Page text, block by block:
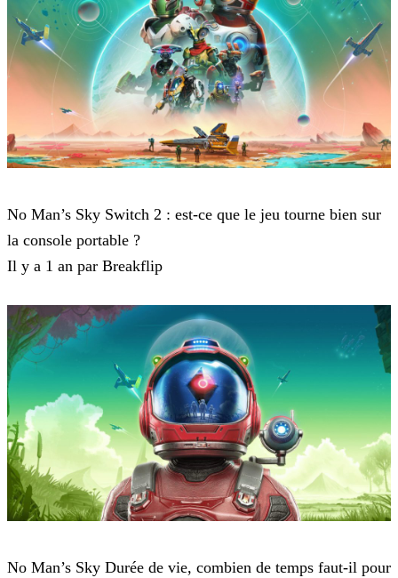
No Man’s Sky Switch 2 : est-ce que le jeu tourne bien sur
la console portable ?
Il y a 1 an par Breakflip
No Man’s Sky Durée de vie, combien de temps faut-il pour